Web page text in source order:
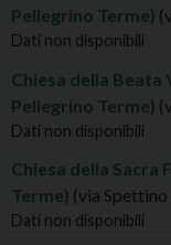
Pellegrino Terme)
Dati non disponibili
Chiesa della Beata
Pellegrino Terme)
Dati non disponibili
Chiesa della Sacra
Terme) (via Spettino
Dati non disponibili